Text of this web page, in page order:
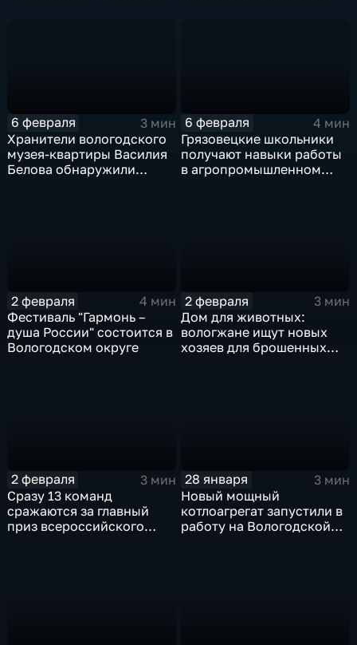
6 февраля
3 мин
Хранители вологодского
музея-квартиры Василия
Белова обнаружили
6 февраля
4 мин
Грязовецкие школьники
получают навыки работы
в агропромышленном
2 февраля
4 мин
Фестиваль "Гармонь –
душа России" состоится в
Вологодском округе
2 февраля
3 мин
Дом для животных:
вологжане ищут новых
хозяев для брошенных
2 февраля
3 мин
Сразу 13 команд
сражаются за главный
приз всероссийского
28 января
3 мин
Новый мощный
котлоагрегат запустили в
работу на Вологодской